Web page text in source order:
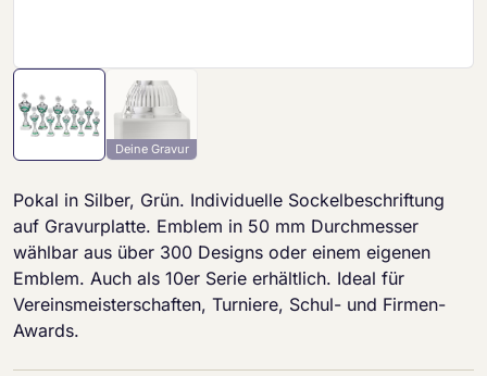
Deine Gravur
Pokal in Silber, Grün. Individuelle Sockelbeschriftung
auf Gravurplatte. Emblem in 50 mm Durchmesser
wählbar aus über 300 Designs oder einem eigenen
Emblem. Auch als 10er Serie erhältlich. Ideal für
Vereinsmeisterschaften, Turniere, Schul- und Firmen-
Awards.